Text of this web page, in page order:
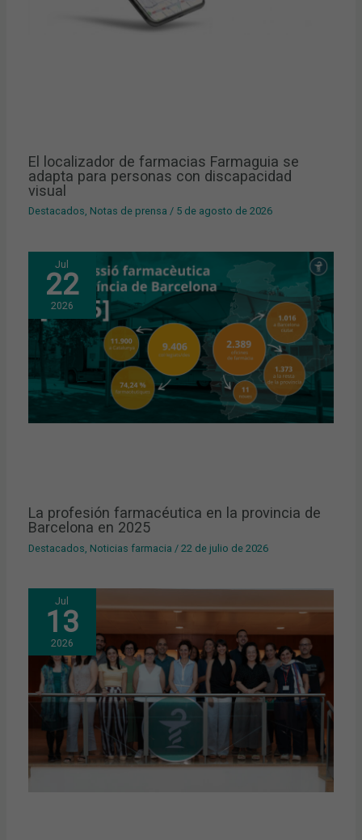
El localizador de farmacias Farmaguia se
adapta para personas con discapacidad
visual
Destacados Notas de prensa / 5 de agosto de 2026
Jul
22
2026
La profesión farmacéutica en la provincia de
Barcelona en 2025
Destacados Noticias farmacia /22 de julio de 2026
Jul
13
2026